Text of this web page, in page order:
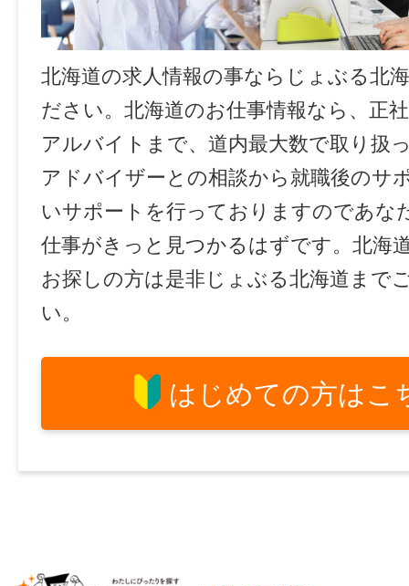
北海道の求人情報の事ならじょぶる北
ださい。北海道のお仕事情報なら、正
アルバイトまで、道内最大数で取り扱
アドバイザーとの相談から就職後のサ
いサポートを行っておりますのであな
仕事がきっと見つかるはずです。北海
お探しの方は是非じょぶる北海道まで
い。
はじめての方はこ